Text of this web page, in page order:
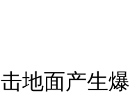
地面产生